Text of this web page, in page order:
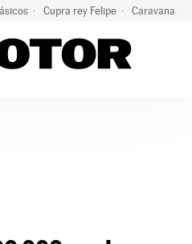
Cupra rey Felipe Caravana